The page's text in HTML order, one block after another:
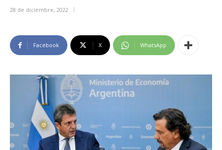
28 de diciembre, 2022
Facebook X WhatsApp